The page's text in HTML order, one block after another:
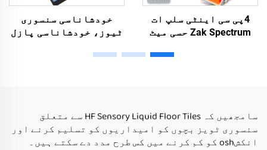
4پی سی اینٹی سلپ ات
Zak Spectrum حسی میٹ
تعلیمی طےین سٹائر میٹ
خودشاناسی سنسوری
ٹیوز، خودشاناسی پازل
سامجھیں کہ HF Sensory Liquid Floor Tiles سے متعلق
سنسوری ٹویز بچوں کو امیداریوں کو تسلیم کرنے اور
انکشosh کو کم کرنے میں کس طرح مدد دے سکتے ہیں۔